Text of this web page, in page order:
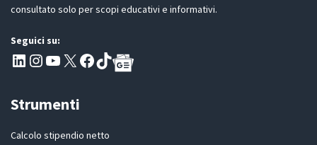
consultato solo per scopi educativi e informativi.
Seguici su:
Pagina LinkedIn PartitaIva
Instagram
Canale YouTube Evoluzione - Partitaiva.it
X Segui PartitaIva su Facebook
TikTok
Strumenti
Calcolo stipendio netto